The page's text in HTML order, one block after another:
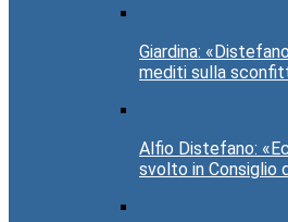
Giardina:
mediti sulla
Alfio Distefano:
svolto in Consiglio